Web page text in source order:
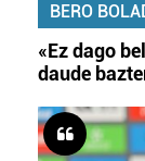
BERO
«Ez dago
daude